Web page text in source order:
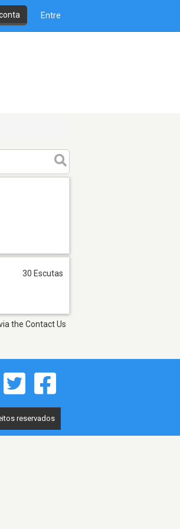
Entre
30 Escutas
the Contact Us
reservados